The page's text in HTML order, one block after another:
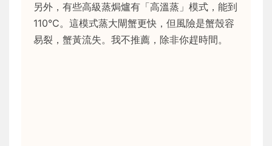
另外，有些高級蒸焗爐有「高溫蒸」模式，能到
110°C。這模式蒸大閘蟹更快，但風險是蟹殼容
易裂，蟹黃流失。我不推薦，除非你趕時間。